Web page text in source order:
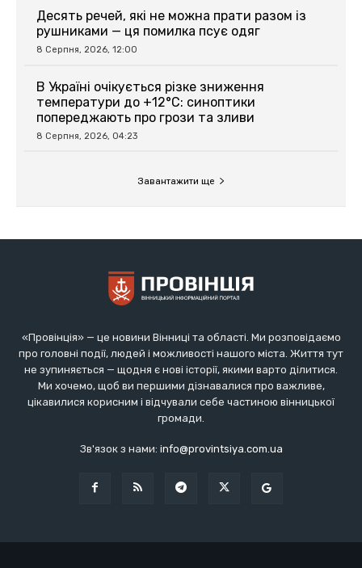
«Провінція» — це новини Вінниці та області. Ми розповідаємо
про головні події, людей і можливості нашого міста. Життя тут
не зупиняється — щодня є нові історії, якими варто ділитися.
Ми хочемо, щоб ви першими дізнавалися про важливе,
цікавилися корисним і відчували себе частиною вінницької
громади.
Зв'язок з нами: info@provintsiya.com.ua